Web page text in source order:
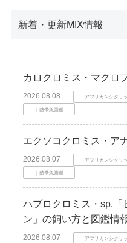
新着・更新MIX情報
カロクロミス・マクロ
2026.08.08 アフリカンシクリ
｜熱帯魚図鑑
エクソコクロミス・ア
2026.08.07 アフリカンシクリ
｜熱帯魚図鑑
ハプロクロミス・sp.「
ン」の飼い方と図鑑情
2026.08.07 アフリカンシクリ